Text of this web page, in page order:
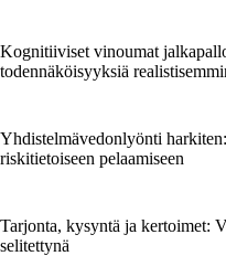
Kognitiiviset vinoumat
todennäköisyyksiä
Yhdistelmävedonlyönti
riskitietoiseen pelaamiseen
Tarjonta, kysyntä ja kertoimet:
selitettynä